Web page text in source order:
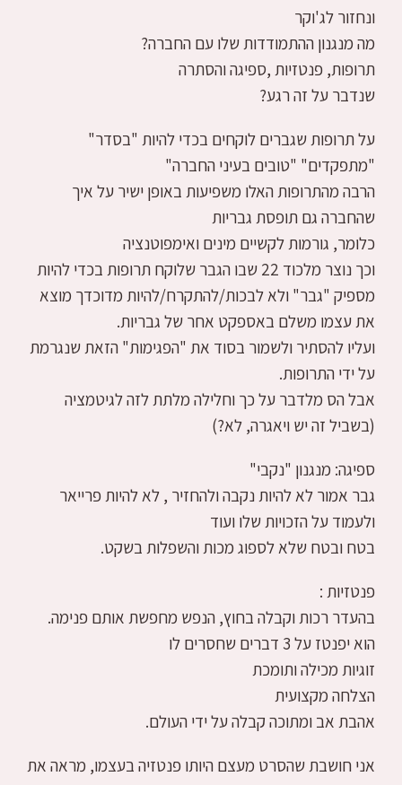
ונחזור לג'וקר
מה מנגנון ההתמודדות שלו עם החברה?
תרופות, פנטזיות ,ספיגה והסתרה
שנדבר על זה רגע?
על תרופות שגברים לוקחים בכדי להיות "בסדר"
"מתפקדים" "טובים בעיני החברה"
הרבה מהתרופות האלו משפיעות באופן ישיר על איך
שהחברה גם תופסת גבריות
כלומר, גורמות לקשיים מינים ואימפוטנציה
וכך נוצר מלכוד 22 שבו הגבר שלוקח תרופות בכדי להיות
מספיק "גבר" ולא לבכות/להתקרח/להיות מדוכדך מוצא
את עצמו משלם באספקט אחר של גבריות.
ועליו להסתיר ולשמור בסוד את "הפגימות" הזאת שנגרמת
על ידי התרופות.
אבל הס מלדבר על כך וחלילה מלתת לזה לגיטמציה
(בשביל זה יש ויאגרה, לא?)
ספיגה: מנגנון "נקבי"
גבר אמור לא להיות נקבה ולהחזיר , לא להיות פרייאר
ולעמוד על הזכויות שלו ועוד
בטח ובטח שלא לספוג מכות והשפלות בשקט.
פנטזיות :
בהעדר רכות וקבלה בחוץ, הנפש מחפשת אותם פנימה.
הוא יפנטז על 3 דברים שחסרים לו
זוגיות מכילה ותומכת
הצלחה מקצועית
אהבת אב ומתוכה קבלה על ידי העולם.
אני חושבת שהסרט מעצם היותו פנטזיה בעצמו, מראה את